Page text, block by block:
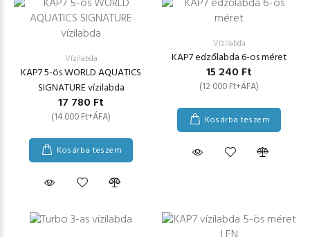
Vízilabda
KAP7 5-ös WORLD AQUATICS
SIGNATURE vízilabda
17 780 Ft
(14 000 Ft+ÁFA)
Kosárba teszem
Vízilabda
KAP7 edzőlabda 6-os méret
15 240 Ft
(12 000 Ft+ÁFA)
Kosárba teszem